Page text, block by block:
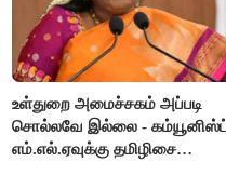
உள்துறை அமைச்சகம் அப்படி
சொல்லவே இல்லை - கம்யூனிஸ்ட்
எம்.எல்.ஏவுக்கு தமிழிசை